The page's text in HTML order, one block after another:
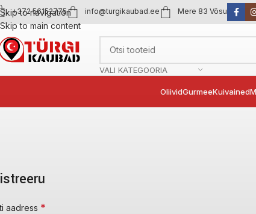
Skip to navigation
Skip to main content
+372 56152775 info@turgikaubad.ee Mere 83 Võsu
VALI KATEGOORIA
OliividGurmeeKuivained
aadress *